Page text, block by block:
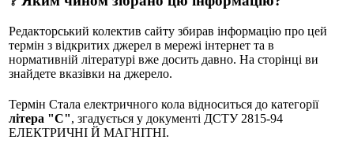
Редакторський колектив сайту збирав інформацію про цей
термін з відкритих джерел в мережі інтернет та в
нормативній літературі вже досить давно. На сторінці ви
знайдете вказівки на джерело.
Термін Стала електричного кола відноситься до категорії
літера "С", згадується у документі ДСТУ 2815-94
ЕЛЕКТРИЧНІ Й МАГНІТНІ.